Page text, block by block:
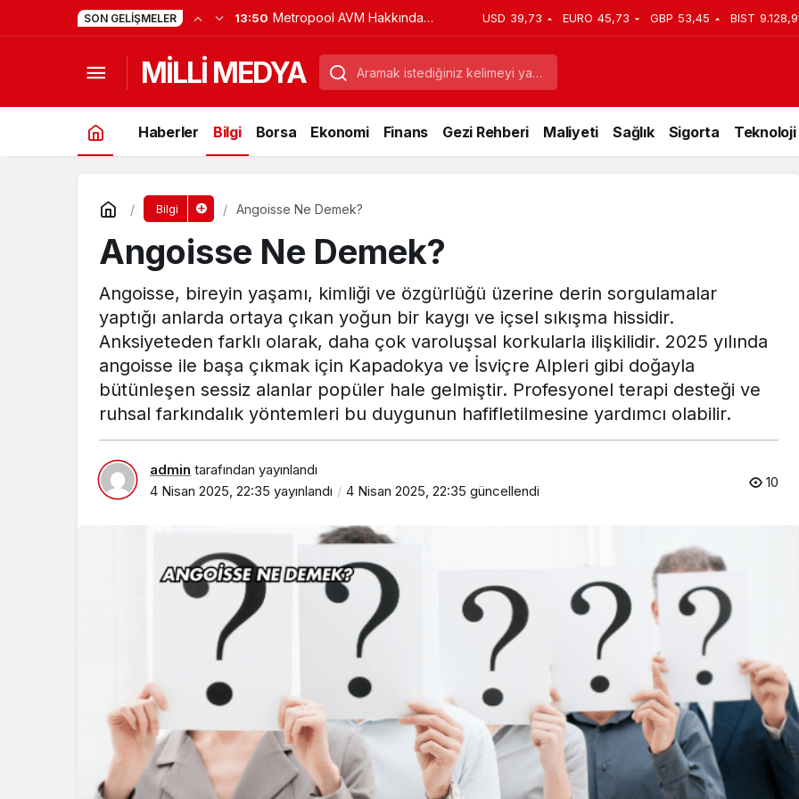
SON GELIŞMELER 13:50 Metropool AVM Hakkında
Merak Edilenler ve Hizmet
USD 39,73 EURO 45,73 GBP 53,45 BIST
MİLLİ MEDYA
Haberler Bilgi Borsa Ekonomi Finans Gezi Rehberi Maliyeti Sağlık Sigorta Teknoloji
Bilgi Angoisse Ne Demek?
Angoisse Ne Demek?
Angoisse, bireyin yaşamı, kimliği ve özgürlüğü üzerine derin sorgulamalar
yaptığı anlarda ortaya çıkan yoğun bir kaygı ve içsel sıkışma hissidir.
Anksiyeteden farklı olarak, daha çok varoluşsal korkularla ilişkilidir. 2025 yılında
angoisse ile başa çıkmak için Kapadokya ve İsviçre Alpleri gibi doğayla
bütünleşen sessiz alanlar popüler hale gelmiştir. Profesyonel terapi desteği ve
ruhsal farkındalık yöntemleri bu duygunun hafifletilmesine yardımcı olabilir.
admin tarafından yayınlandı
4 Nisan 2025, 22:35 yayınlandı 4 Nisan 2025, 22:35 güncellendi 10